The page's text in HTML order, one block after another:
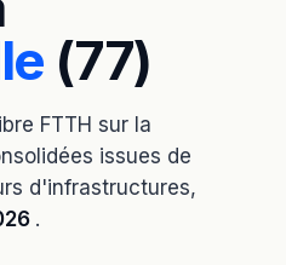
(77)
FTTH sur la
issues de
d'infrastructures,
.